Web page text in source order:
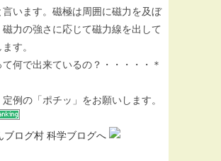
言います。磁極は周囲に磁力を及ぼ
磁力の強さに応じて磁力線を出して
す。
何で出来ているの？・・・・・＊
定例の「ポチッ」をお願いします。